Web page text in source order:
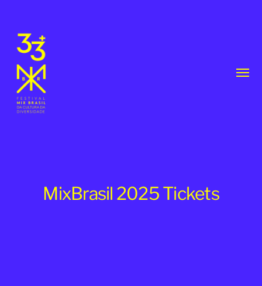
MixBrasil 2025 Tickets